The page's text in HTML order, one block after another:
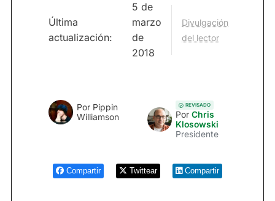
Última
actualización:
5 de
marzo
de
2018
Divulgación
del lector
Por Pippin
Williamson
REVISADO
Por Chris
Klosowski
Presidente
Compartir Twittear Compartir